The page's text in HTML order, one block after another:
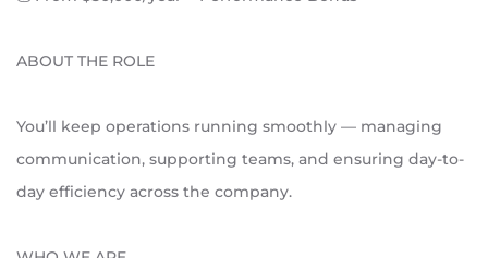
ABOUT THE ROLE
You’ll keep operations running smoothly — managing
communication, supporting teams, and ensuring day-to-
day efficiency across the company.